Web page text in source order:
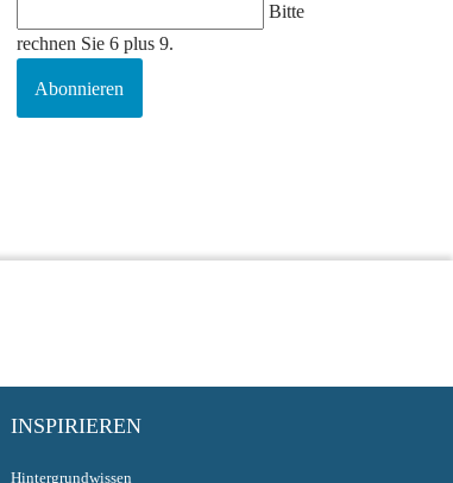
Bitte
rechnen Sie 6 plus 9.
Abonnieren
INSPIRIEREN
Hintergrundwissen